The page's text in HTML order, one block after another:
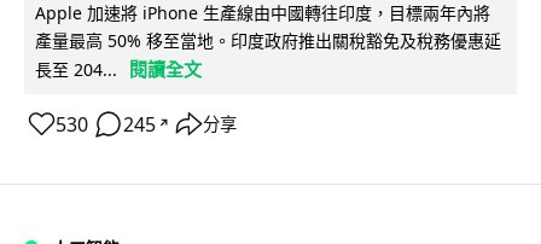
Apple 加速將 iPhone 生產線由中國轉往印度，目標兩年內將
產量最高 50% 移至當地。印度政府推出關稅豁免及稅務優惠延
長至 204...
閱讀全文
530 245 ↗ 分享